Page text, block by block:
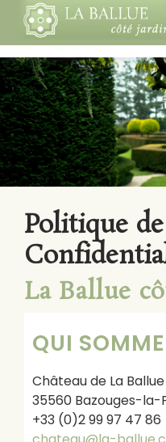
Politique de
La Ballue
QUI
Château de La Ballue
35560 Bazouges-la-
+33 (0)2 99 97 47 86